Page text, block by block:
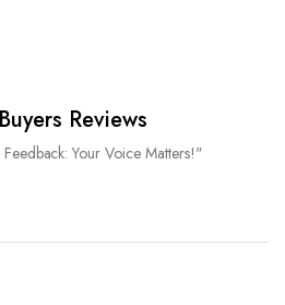
Reviews
Your Voice Matters!"